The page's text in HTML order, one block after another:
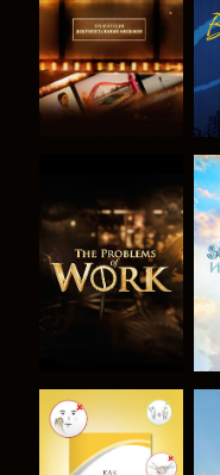
ПЕРЕДАЧИ
СМОТРЕТЬ
ПЕРЕДАЧИ
СМОТРЕТЬ